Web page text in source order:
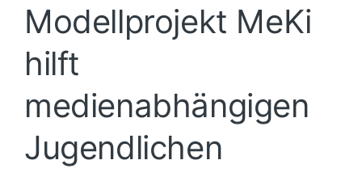
Sport
Politik
Modellprojekt MeKi
hilft
medienabhängigen
Jugendlichen